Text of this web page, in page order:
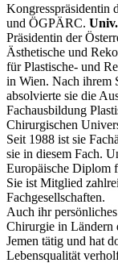
Kongresspräsidentin
und ÖGPÄRC.
Präsidentin der
Ästhetische und
für Plastische- und
in Wien. Nach ihrem
absolvierte sie die
Fachausbildung
Chirurgischen
Seit 1988 ist sie
sie in diesem Fach.
Europäische Diplom
Sie ist Mitglied
Fachgesellschaften.
Auch ihr
Chirurgie in Ländern
Jemen tätig und hat
Lebensqualität